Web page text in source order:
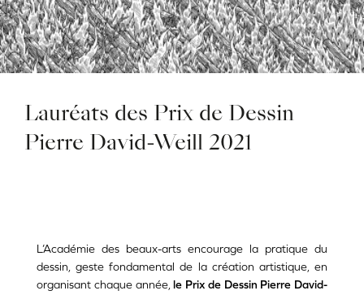
Lauréats des Prix de Dessin
Pierre David-Weill 2021
L’Académie des beaux-arts encourage la pratique du
‎dessin, geste fondamental de la création artistique, en
organisant chaque année,le Prix de Dessin Pierre David-